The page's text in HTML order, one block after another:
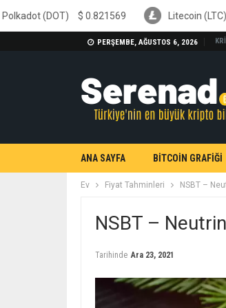
PERŞEMBE, AĞUSTOS 6, 2026
ANA SAYFA BİTCOİN GRAFİĞİ
Ev Fiyat Tahminleri NSBT –
NSBT –
Tarihinde Ara 23, 2021
0.821569 Litecoin (LTC) $ 45.38